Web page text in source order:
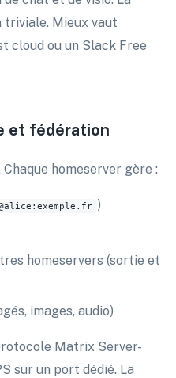
triviale. Mieux vaut
cloud ou un Slack Free
et fédération
homeserver gère :
)
homeservers (sortie et
images, audio)
Matrix Server-
sur un port dédié. La